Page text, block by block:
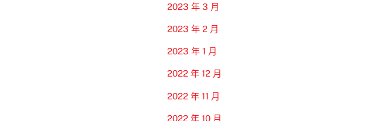
2023 年 3 月
2023 年 2 月
2023 年 1 月
2022 年 12 月
2022 年 11 月
2022 年 10 月